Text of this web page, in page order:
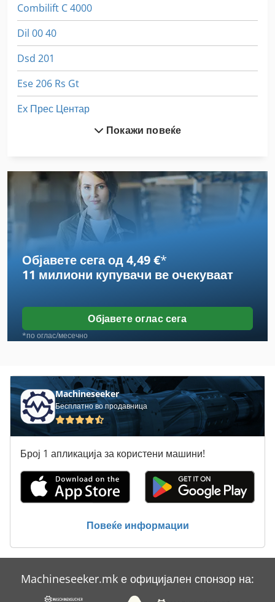
Combilift C 4000
Dil 00 40
Dsd 201
Ese 206 Rs Gt
Ex Прес Центар
International 433
International 434
Linde L 14
Molke
Paus Rl 852
Автомобил
Влечење Камион
Воздушен Камион
Кабелски Транспортер
Коридорско Транспортно Возило
Тесен Камион
Транспорт
Покажи повеќе
Објавете сега од 4,49 €*
11 милиони купувачи ве очекуваат
Објавете оглас сега
*по оглас/месечно
Machineseeker
Бесплатно во продавница
Број 1 апликација за користени машини!
Повеќе информации
Machineseeker.mk е официјален спонзор на: